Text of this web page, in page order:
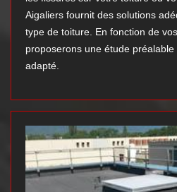
Aigaliers fournit des solutions
type de toiture. En fonction de
proposerons une étude préalable
adapté.